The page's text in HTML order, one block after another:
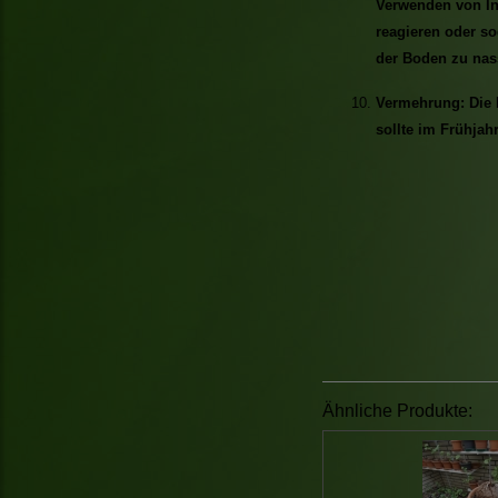
Verwenden von
reagieren oder
der Boden zu
Vermehrung: Die
sollte im
Ähnliche Produkte: